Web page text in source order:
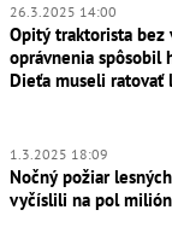
26.3.2025 14:00
Opitý traktorista bez
oprávnenia spôsobil
Dieťa museli ratovať
1.3.2025 18:09
Nočný požiar
vyčíslili na pol